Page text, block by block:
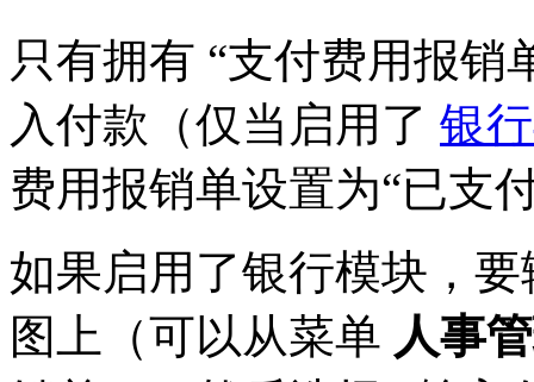
只有拥有 “支付费用报销
入付款（仅当启用了 银
费用报销单设置为“已支
如果启用了银行模块，
图上（可以从菜单 人事